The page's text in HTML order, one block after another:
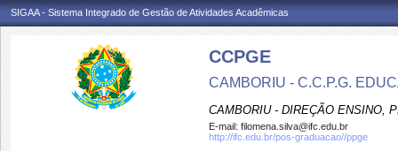
SIGAA - Sistema Integrado de Gestão de Atividades Acadêmicas
CCPGE
CAMBORIU - C.C.P.G.
CAMBORIU - DIREÇÃO ENSINO,
E-mail: filomena.silva@ifc.edu.br
http://ifc.edu.br/pos-graduacao//ppge